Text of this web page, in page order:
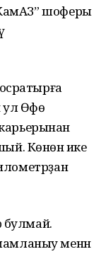
шоферы
ул Өфө
Көнөнә ике
булмай.
менән